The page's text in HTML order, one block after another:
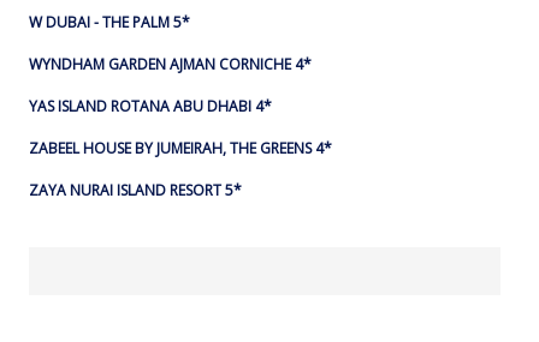
W DUBAI - THE PALM 5*
WYNDHAM GARDEN AJMAN CORNICHE 4*
YAS ISLAND ROTANA ABU DHABI 4*
ZABEEL HOUSE BY JUMEIRAH, THE GREENS 4*
ZAYA NURAI ISLAND RESORT 5*